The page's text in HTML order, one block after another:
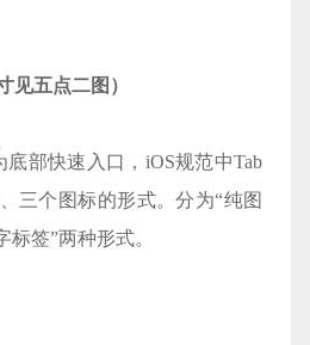
见五点二图）
底部快速入口，iOS规范中Tab
三个图标的形式。分为“纯图
标签”两种形式。